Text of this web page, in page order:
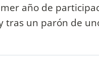
año de
tras un parón de